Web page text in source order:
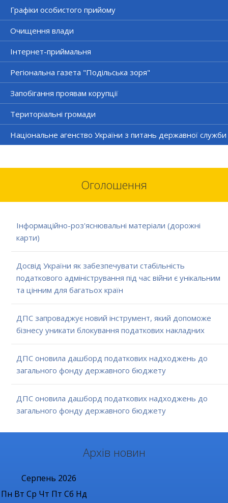
Графіки особистого прийому
Очищення влади
Інтернет-приймальня
Регіональна газета "Подільська зоря"
Запобігання проявам корупції
Територіальні громади
Національне агенство України з питань державної служби
Оголошення
Інформаційно-роз'яснювальні матеріали (дорожні
карти)
Досвід України як забезпечувати стабільність
податкового адміністрування під час війни є унікальним
та цінним для багатьох країн
ДПС запроваджує новий інструмент, який допоможе
бізнесу уникати блокування податкових накладних
ДПС оновила дашборд податкових надходжень до
загального фонду державного бюджету
ДПС оновила дашборд податкових надходжень до
загального фонду державного бюджету
Архів новин
Серпень 2026
Пн Вт Ср Чт Пт Сб Нд